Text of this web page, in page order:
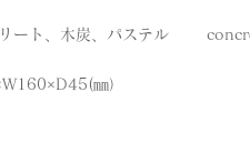
ート、木炭、パステル
㎜）